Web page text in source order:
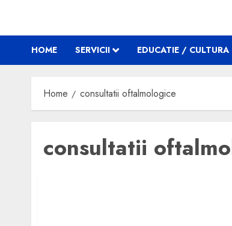
HOME SERVICII EDUCATIE / CULTURA
Home consultatii oftalmologice
consultatii